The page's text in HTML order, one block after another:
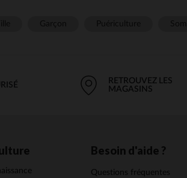
RETROUVEZ LES
MAGASINS
Besoin d'aide ?
Questions fréquentes